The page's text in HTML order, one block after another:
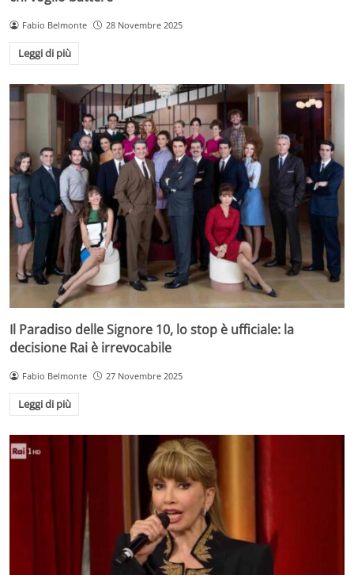
Fabio Belmonte 28 Novembre 2025
Leggi di più
Il Paradiso delle Signore 10, lo stop è ufficiale: la
decisione Rai è irrevocabile
Fabio Belmonte 27 Novembre 2025
Leggi di più